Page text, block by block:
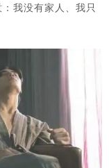
我没有家人、我只